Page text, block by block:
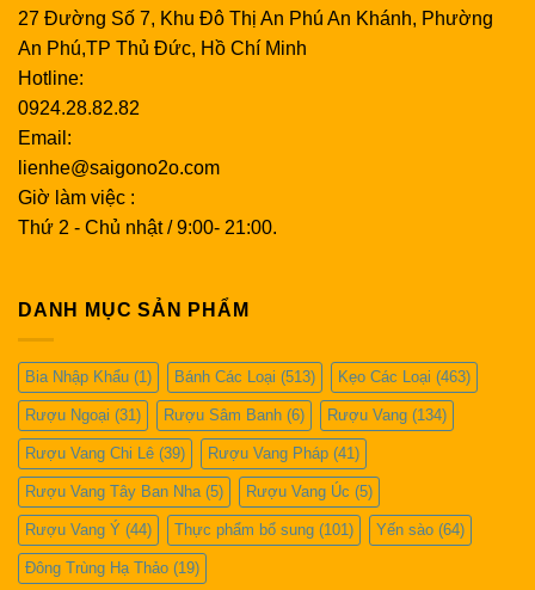
27 Đường Số 7, Khu Đô Thị An Phú An Khánh, Phường
An Phú,TP Thủ Đức, Hồ Chí Minh
Hotline:
0924.28.82.82
Email:
lienhe@saigono2o.com
Giờ làm việc :
Thứ 2 - Chủ nhật / 9:00- 21:00.
DANH MỤC SẢN PHẨM
Bia Nhập Khẩu (1) Bánh Các Loại (513) Kẹo Các Loại (463)
Rượu Ngoại (31) Rượu Sâm Banh (6) Rượu Vang (134)
Rượu Vang Chi Lê (39) Rượu Vang Pháp (41)
Rượu Vang Tây Ban Nha (5) Rượu Vang Úc (5)
Rượu Vang Ý (44) Thực phẩm bổ sung (101) Yến sào (64)
Đông Trùng Hạ Thảo (19)